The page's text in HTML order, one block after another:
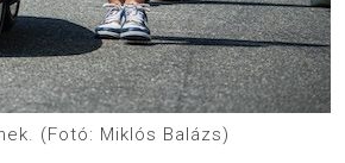
(Fotó: Miklós Balázs)